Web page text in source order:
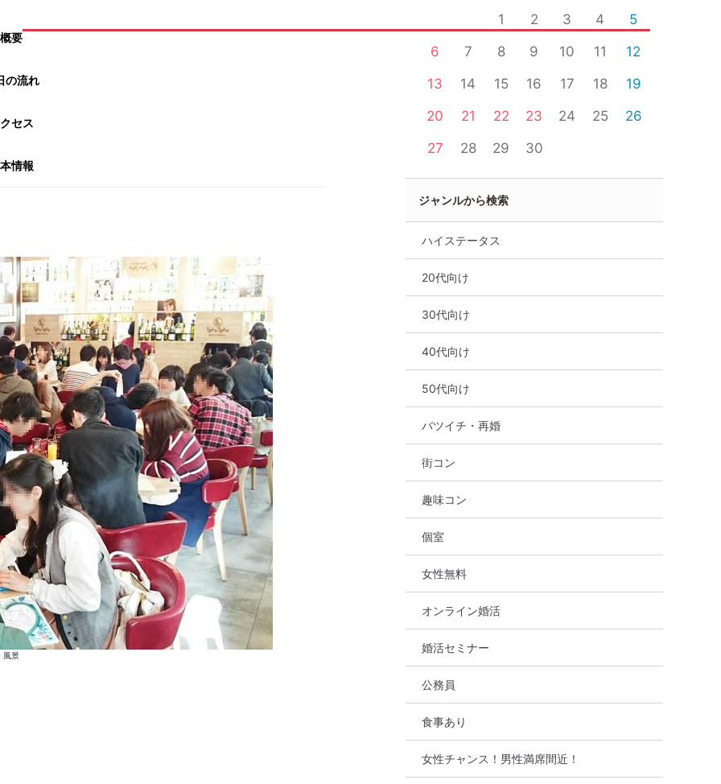
概要
の流れ
セス
情報
風景
1 2 3 4
5
6
7 8 9 10 11
12
13
14 15 16 17 18
19
20
21 22 23 24 25
26
27
28 29 30
ジャンルから検索
ハイステータス
20代向け
30代向け
40代向け
50代向け
バツイチ・再婚
街コン
趣味コン
個室
女性無料
オンライン婚活
婚活セミナー
公務員
食事あり
女性チャンス！男性満席間近！